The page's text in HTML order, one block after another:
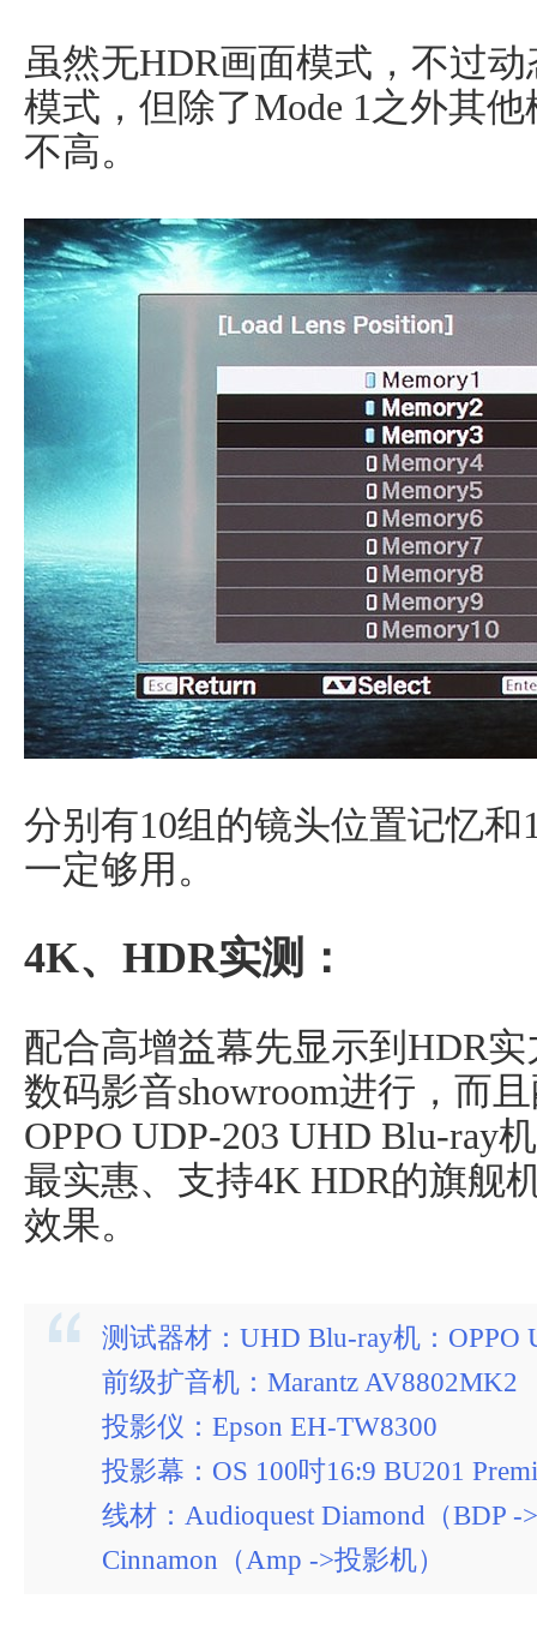
虽然无HDR画面模式，不过
模式，但除了Mode 1之外其
不高。
分别有10组的镜头位置记忆
一定够用。
4K、HDR实测：
配合高增益幕先显示到HDR
数码影音showroom进行，而
OPPO UDP-203 UHD Blu-ray
最实惠、支持4K HDR的旗舰
效果。
测试器材：UHD Blu-ray机：OPPO
前级扩音机：Marantz AV8802MK2
投影仪：Epson EH-TW8300
投影幕：OS 100吋16:9 BU201
线材：Audioquest Diamond（BDP -
Cinnamon（Amp ->投影机）